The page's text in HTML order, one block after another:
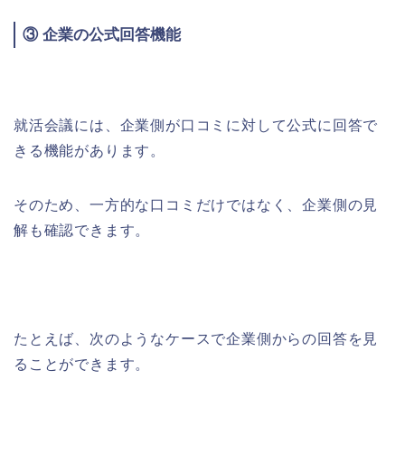
③ 企業の公式回答機能
就活会議には、企業側が口コミに対して公式に回答で
きる機能があります。
そのため、一方的な口コミだけではなく、企業側の見
解も確認できます。
たとえば、次のようなケースで企業側からの回答を見
ることができます。